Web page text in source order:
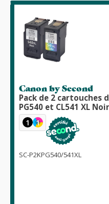
Canon by Second
Pack de 2 cartouches
PG540 et CL541 XL
1 1
SC-P2KPG540/541XL